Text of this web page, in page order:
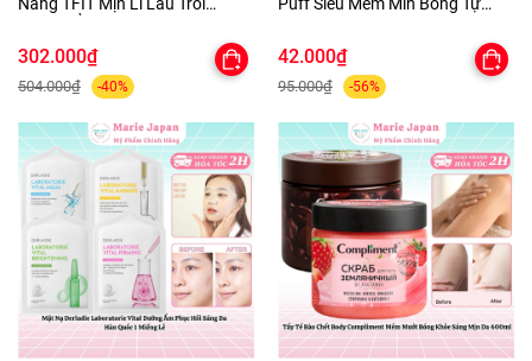
Fit Cover Hàn Quốc
302.000₫
504.000₫ -40%
42.000₫
95.000₫ -56%